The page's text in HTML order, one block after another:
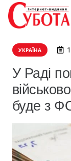
УКРАЇНА
У Раді
буде з